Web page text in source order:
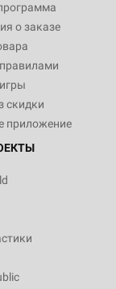
о заказе
скидки
приложение